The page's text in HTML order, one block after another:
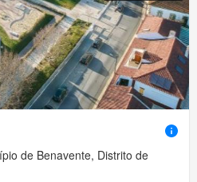
de Benavente, Distrito de